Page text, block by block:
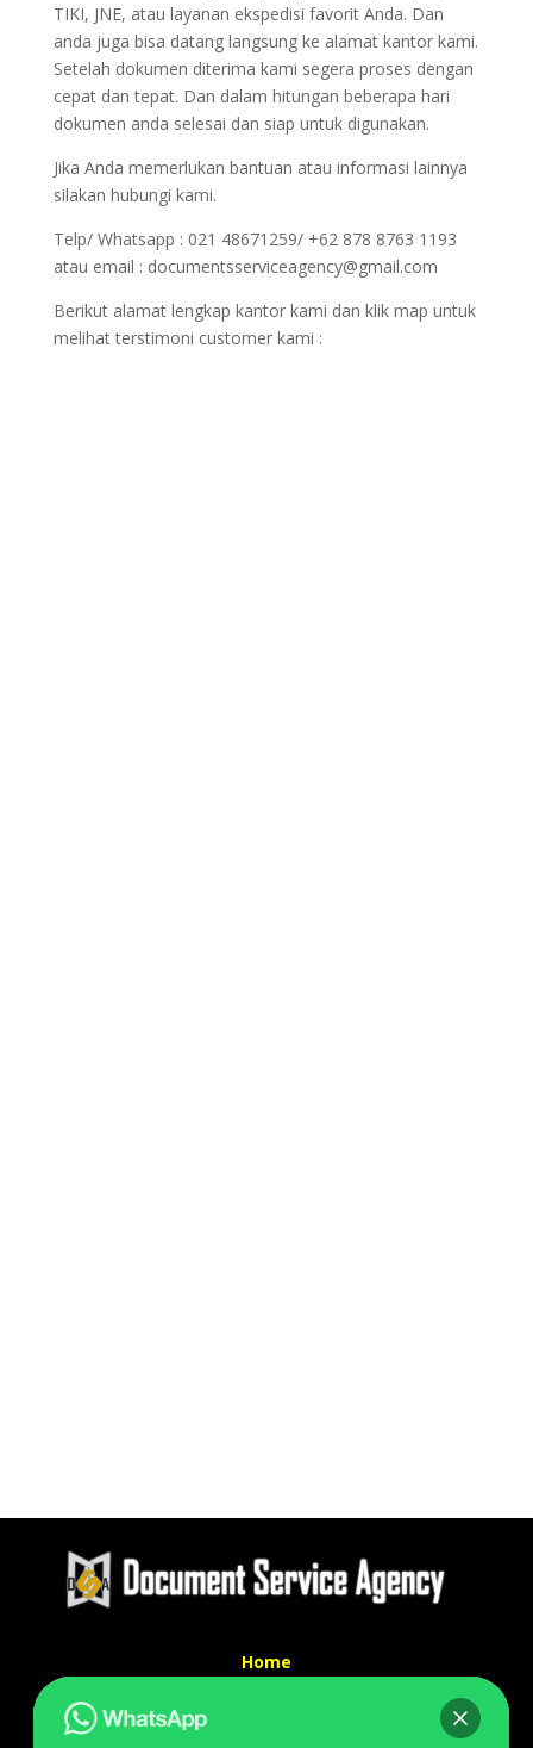
TIKI, JNE, atau layanan ekspedisi favorit Anda. Dan
anda juga bisa datang langsung ke alamat kantor kami.
Setelah dokumen diterima kami segera proses dengan
cepat dan tepat. Dan dalam hitungan beberapa hari
dokumen anda selesai dan siap untuk digunakan.
Jika Anda memerlukan bantuan atau informasi lainnya
silakan hubungi kami.
Telp/ Whatsapp : 021 48671259/ +62 878 8763 1193
atau email : documentsserviceagency@gmail.com
Berikut alamat lengkap kantor kami dan klik map untuk
melihat terstimoni customer kami :
Home